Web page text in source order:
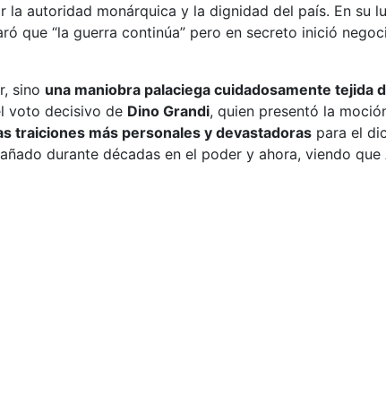
autoridad monárquica y la dignidad del país. En su
que “la guerra continúa” pero en secreto inició
sino una maniobra palaciega cuidadosamente
voto decisivo de Dino Grandi, quien presentó la
traiciones más personales y devastadoras para el
durante décadas en el poder y ahora, viendo